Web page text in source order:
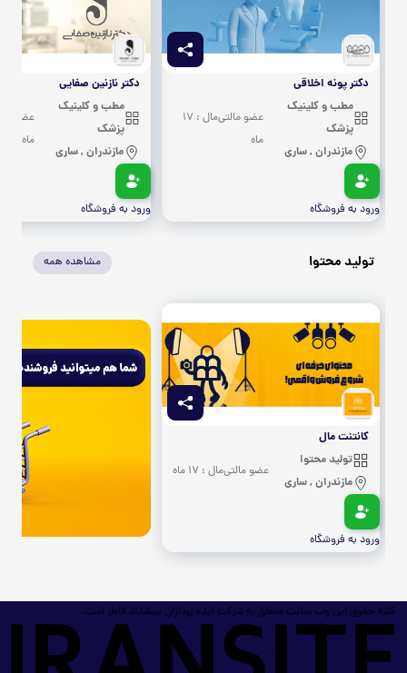
دکتر پونه اخلاقی
مطب و کلینیک
پزشک
مازندران , ساری
عضو مالتی‌مال : 17
ماه
ورود به فروشگاه
دکتر نازنین صفایی
مطب و کلینیک
پزشک
مازندران , ساری
ماه
ورود به فروشگاه
تولید محتوا مشاهده همه
کانتنت مال
تولید محتوا
مازندران , ساری
عضو مالتی‌مال : 17 ماه
ورود به فروشگاه
کلیه حقوق این وب سایت متعلق به شرکت ایده پردازان پیشداد فاطر است.